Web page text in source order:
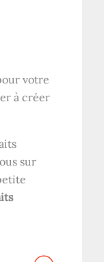
votre
à créer
sur